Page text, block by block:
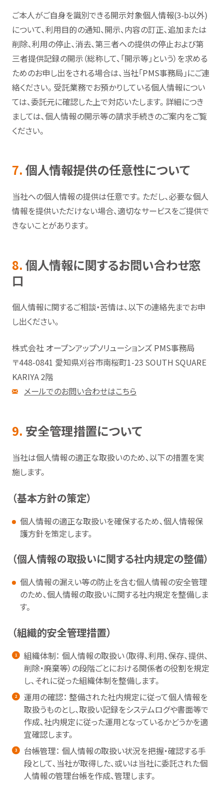
ご本人がご自身を識別できる開示対象個人情報(3-b以外)
について、利用目的の通知、開示、内容の訂正、追加または
削除、利用の停止、消去、第三者への提供の停止および第
三者提供記録の開示（総称して、「開示等」という）を求める
ためのお申し出をされる場合は、当社「PMS事務局」にご連
絡ください。 受託業務でお預かりしている個人情報につい
ては、委託元に確認した上で対応いたします。 詳細につき
ましては、個人情報の開示等の請求手続きのご案内をご覧
ください。
7. 個人情報提供の任意性について
当社への個人情報の提供は任意です。 ただし、必要な個人
情報を提供いただけない場合、適切なサービスをご提供で
きないことがあります。
8. 個人情報に関するお問い合わせ窓
口
個人情報に関するご相談・苦情は、以下の連絡先までお申
し出ください。
株式会社 オープンアップソリューションズ PMS事務局
〒448-0841 愛知県刈谷市南桜町1-23 SOUTH SQUARE
KARIYA 2階
メールでのお問い合わせはこちら
9. 安全管理措置について
当社は個人情報の適正な取扱いのため、以下の措置を実
施します。
（基本方針の策定）
個人情報の適正な取扱いを確保するため、個人情報保
護方針を策定します。
（個人情報の取扱いに関する社内規定の整備）
個人情報の漏えい等の防止を含む個人情報の安全管理
のため、個人情報の取扱いに関する社内規定を整備しま
す。
（組織的安全管理措置）
組織体制： 個人情報の取扱い（取得、利用、保存、提供、
削除・廃棄等）の段階ごとにおける関係者の役割を規定
し、それに従った組織体制を整備します。
運用の確認： 整備された社内規定に従って個人情報を
取扱うものとし、取扱い記録をシステムログや書面等で
作成、社内規定に従った運用となっているかどうかを適
宜確認します。
台帳管理： 個人情報の取扱い状況を把握・確認する手
段として、当社が取得した、或いは当社に委託された個
人情報の管理台帳を作成、管理します。